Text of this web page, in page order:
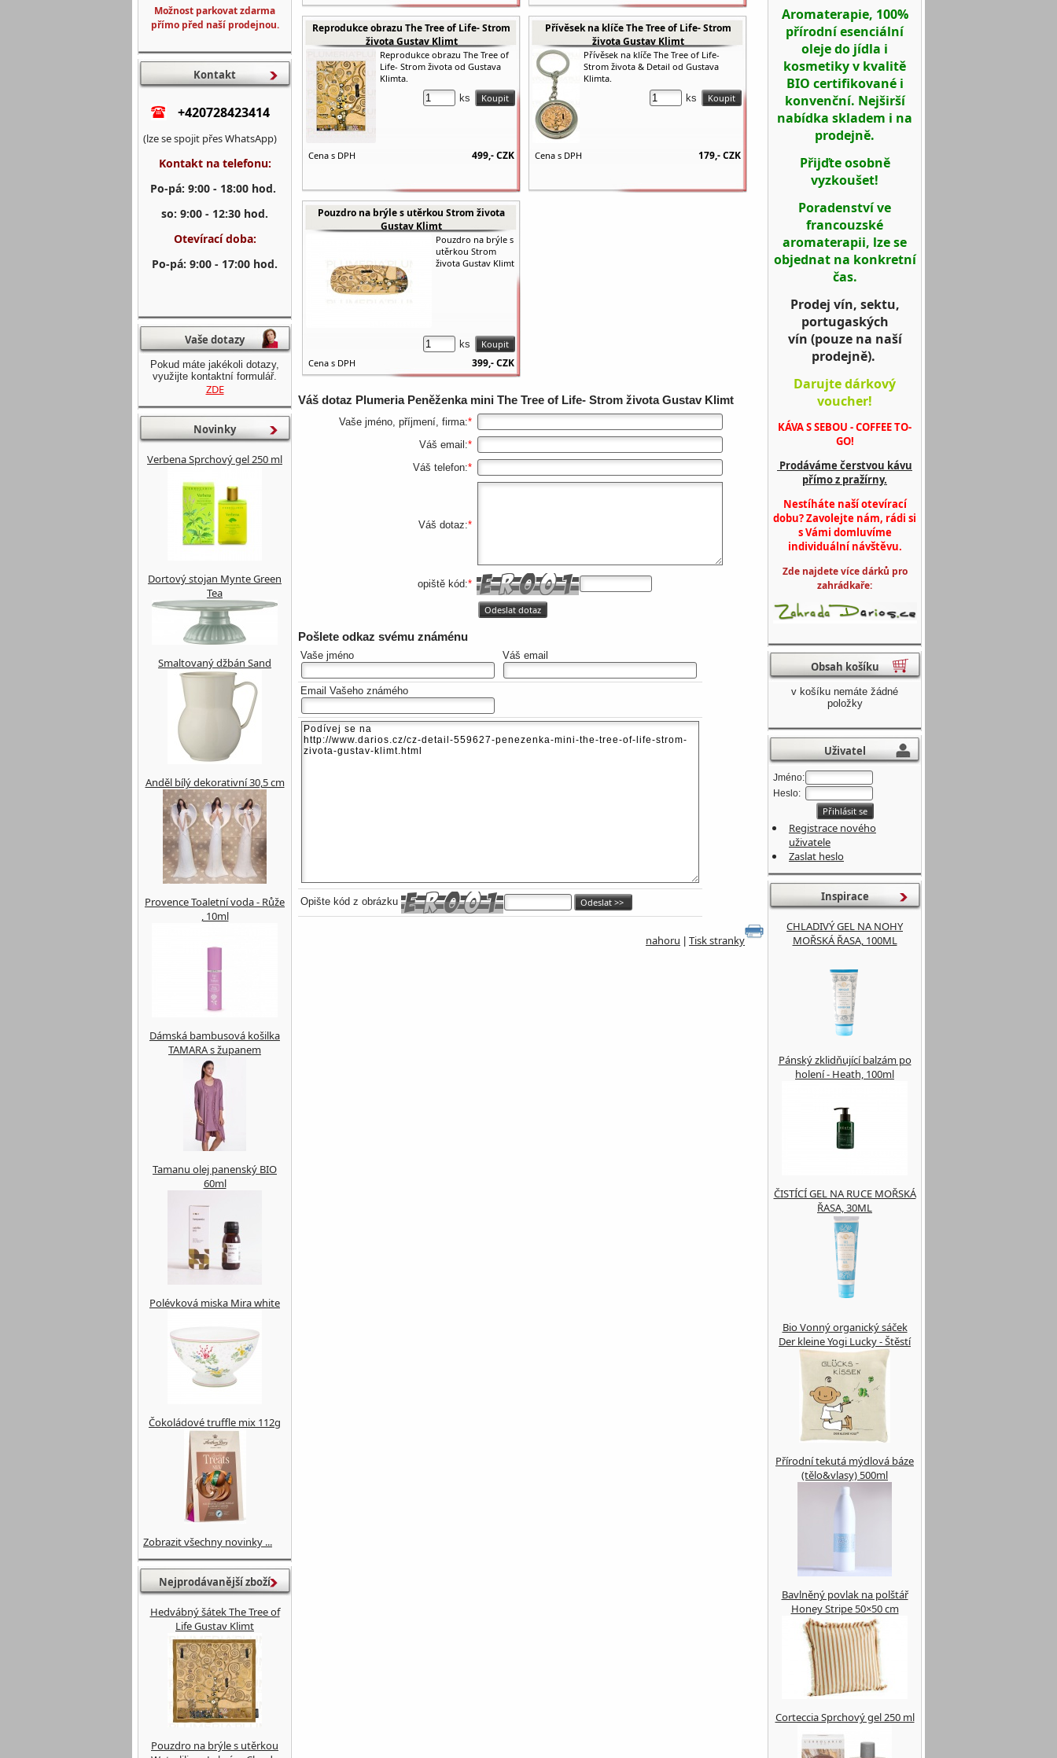
Reprodukce obrazu The Tree of Life- Strom
života Gustav Klimt
Reprodukce obrazu The Tree of
Life- Strom života od Gustava
Klimta.
ks
Cena s DPH 499,-CZK
Přívěsek na klíče The Tree of Life- Strom
života Gustav Klimt
Přívěsek na klíče The Tree of Life-
Strom života & Detail od Gustava
Klimta.
ks
Cena s DPH 179,-CZK
Pouzdro na brýle s utěrkou Strom života
Gustav Klimt
Pouzdro na brýle s
utěrkou Strom
života Gustav Klimt
ks
Cena s DPH
399,-CZK
Váš dotaz Plumeria Peněženka mini The Tree of Life- Strom života Gustav Klimt
Vaše jméno, příjmení, firma:*
Váš email:*
Váš telefon:*
Váš dotaz:*
opiště kód:*
Pošlete odkaz svému známénu
Vaše jméno Váš email
Email Vašeho známého
Opište kód z obrázku
nahoru Tisk stranky
Možnost parkovat zdarma
přímo před naší prodejnou.
Kontakt
+420728423414
(lze se spojit přes WhatsApp)
Kontakt na telefonu:
Po-pá: 9:00 - 18:00 hod.
so: 9:00 - 12:30 hod.
Otevírací doba:
Po-pá: 9:00 - 17:00 hod.
Vaše dotazy
Pokud máte jakékoli dotazy,
využijte kontaktní formulář.
ZDE
Novinky
Verbena Sprchový gel 250 ml
Dortový stojan Mynte Green
Tea
Smaltovaný džbán Sand
Anděl bílý dekorativní 30,5 cm
Provence Toaletní voda - Růže
, 10ml
Dámská bambusová košilka
TAMARA s županem
Tamanu olej panenský BIO
60ml
Polévková miska Mira white
Čokoládové truffle mix 112g
Zobrazit všechny novinky ...
Nejprodávanější zboží
Hedvábný šátek The Tree of
Life Gustav Klimt
Pouzdro na brýle s utěrkou
Aromaterapie, 100%
přírodní esenciální
oleje do jídla i
kosmetiky v kvalitě
BIO certifikované i
konvenční. Nejširší
nabídka skladem i na
prodejně.
Přijďte osobně
vyzkoušet!
Poradenství ve
francouzské
aromaterapii, lze se
objednat na konkretní
čas.
Prodej vín, sektu,
portugaských
vín (pouze na naší
prodejně).
Darujte dárkový
voucher!
KÁVA S SEBOU - COFFEE TO-
GO!
Prodáváme čerstvou kávu
přímo z pražírny.
Nestíháte naší otevírací
dobu? Zavolejte nám, rádi si
s Vámi domluvíme
individuální návštěvu.
Zde najdete více dárků pro
zahrádkaře:
Obsah košíku
v košíku nemáte žádné
položky
Uživatel
Jméno:
Heslo:
Registrace nového
uživatele
Zaslat heslo
Inspirace
CHLADIVÝ GEL NA NOHY
MOŘSKÁ ŘASA, 100ML
Pánský zklidňující balzám po
holení - Heath, 100ml
ČISTÍCÍ GEL NA RUCE MOŘSKÁ
ŘASA, 30ML
Bio Vonný organický sáček
Der kleine Yogi Lucky - Štěstí
Přírodní tekutá mýdlová báze
(tělo&vlasy) 500ml
Bavlněný povlak na polštář
Honey Stripe 50×50 cm
Corteccia Sprchový gel 250 ml